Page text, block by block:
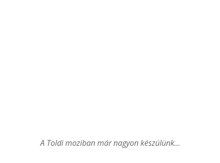
A Toldi moziban már nagyon készülünk…